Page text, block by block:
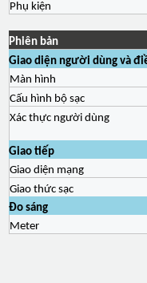
Phụ kiện
Phiên bản
Giao diện người dùng và
Màn hình
Cấu hình bộ sạc
Xác thực người dùng
Giao tiếp
Giao diện mạng
Giao thức sạc
Đo sáng
Meter